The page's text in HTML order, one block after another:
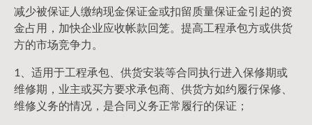
减少被保证人缴纳现金保证金或扣留质量保证金引起的资
金占用，加快企业应收帐款回笼。提高工程承包方或供货
方的市场竞争力。
1、适用于工程承包、供货安装等合同执行进入保修期或
维修期，业主或买方要求承包商、供货方如约履行保修、
维修义务的情况，是合同义务正常履行的保证；